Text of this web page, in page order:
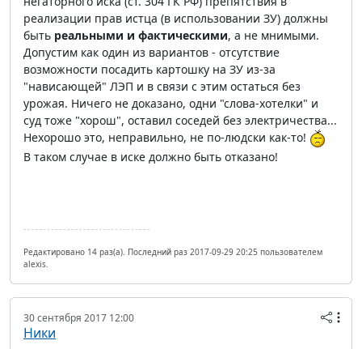
реализации прав истца (в использовании ЗУ) должны
быть реальными и фактическими, а не мнимыми.
Допустим как один из вариантов - отсутствие
возможности посадить картошку на ЗУ из-за
"нависающей" ЛЭП и в связи с этим остаться без
урожая. Ничего не доказано, одни "слова-хотелки" и
суд тоже "хорош", оставил соседей без электричества...
Нехорошо это, неправильно, не по-людски как-то!
В таком случае в иске должно быть отказано!
Редактировано 14 раз(а). Последний раз 2017-09-29 20:25 пользователем
alexis.
30 сентября 2017 12:00
Ники